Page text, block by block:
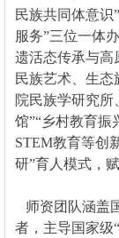
民族共同体意识
服务”三位一体
遗活态传承与高
民族艺术、生
院民族学研究
馆”“乡村教育振
STEM教育等创
研”育人模式，
师资团队涵盖
者，主导国家级